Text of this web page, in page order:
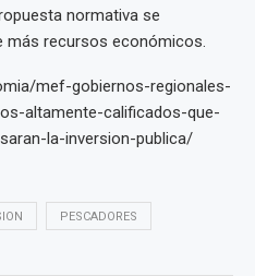
normativa se
más recursos económicos.
mef-gobiernos-regionales-
altamente-calificados-que-
la-inversion-publica/
PESCADORES